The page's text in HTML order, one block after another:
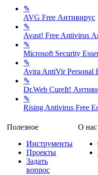
✎
AVG Free Антивирус
✎
Avast! Free Antivirus
✎
Microsoft Security
✎
Avira AntiVir Personal
✎
Dr.Web CureIt!
✎
Rising Antivirus Free
Полезное
Инструменты
Проекты
Задать
вопрос
О нас